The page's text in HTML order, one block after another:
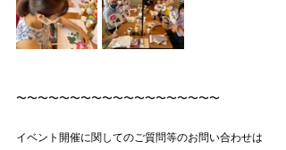
〜〜〜〜〜〜〜〜〜〜〜〜〜〜〜〜〜〜〜
イベント開催に関してのご質問等のお問い合わせは